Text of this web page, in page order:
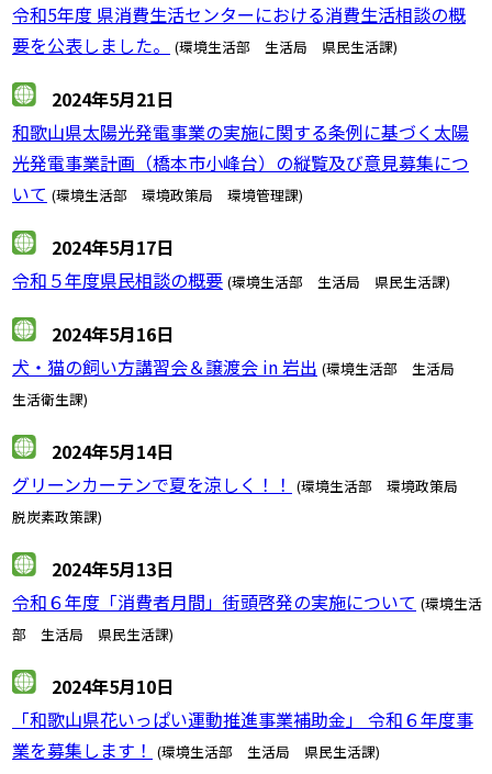
令和5年度 県消費生活センターにおける消費生活相談の概
要を公表しました。
(環境生活部 生活局 県民生活課)
2024年5月21日
和歌山県太陽光発電事業の実施に関する条例に基づく太陽
光発電事業計画（橋本市小峰台）の縦覧及び意見募集につ
いて (環境生活部 環境政策局 環境管理課)
2024年5月17日
令和５年度県民相談の概要 (環境生活部 生活局 県民生活課)
2024年5月16日
犬・猫の飼い方講習会＆譲渡会 in 岩出 (環境生活部 生活局
生活衛生課)
2024年5月14日
グリーンカーテンで夏を涼しく！！ (環境生活部 環境政策局
脱炭素政策課)
2024年5月13日
令和６年度「消費者月間」街頭啓発の実施について (環境生活
部 生活局 県民生活課)
2024年5月10日
「和歌山県花いっぱい運動推進事業補助金」 令和６年度事
業を募集します！ (環境生活部 生活局 県民生活課)